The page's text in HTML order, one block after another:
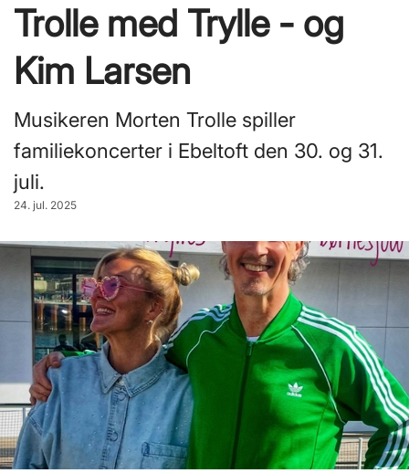
Trolle med Trylle - og
Kim Larsen
Musikeren Morten Trolle spiller
familiekoncerter i Ebeltoft den 30. og 31.
juli.
24. jul. 2025